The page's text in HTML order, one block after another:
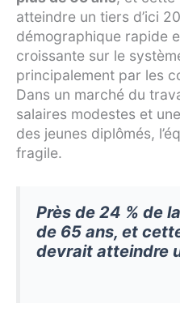
atteindre un tiers d’ici
démographique rapide
croissante sur le
principalement par les
Dans un marché du
salaires modestes et
des jeunes diplômés,
fragile.
Près de 24 % de
de 65 ans, et
devrait atteindre